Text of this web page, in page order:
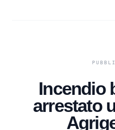
Incendio
arrestato